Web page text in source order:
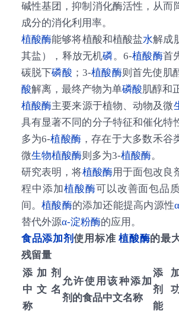
碱性基团，抑制消化酶活性，从而
成分的消化利用率。
植酸酶能够将植酸和植酸盐水解成
其盐），释放无机磷。6-植酸酶首
碳脱下磷酸 ；3-植酸酶则首先使肌
酸解离，最终产物为单磷酸 肌醇和
植酸酶主要来源于植物、动物及微
具有显著不同的分子特征和催化特
多为6-植酸酶 ，存在于大多数禾谷
微生物植酸酶则多为3-植酸酶。
研究表明，将植酸酶用于面包改良
程中添加植酸酶可以改善面包品
间。植酸酶的添加还能提高内源性
替代外源α-淀粉酶的应用。
食品添加剂使用标准 植酸酶的最
残留量
添加剂
中文名
称
允许使用该种添加
剂的食品中文名称
添
剂
能